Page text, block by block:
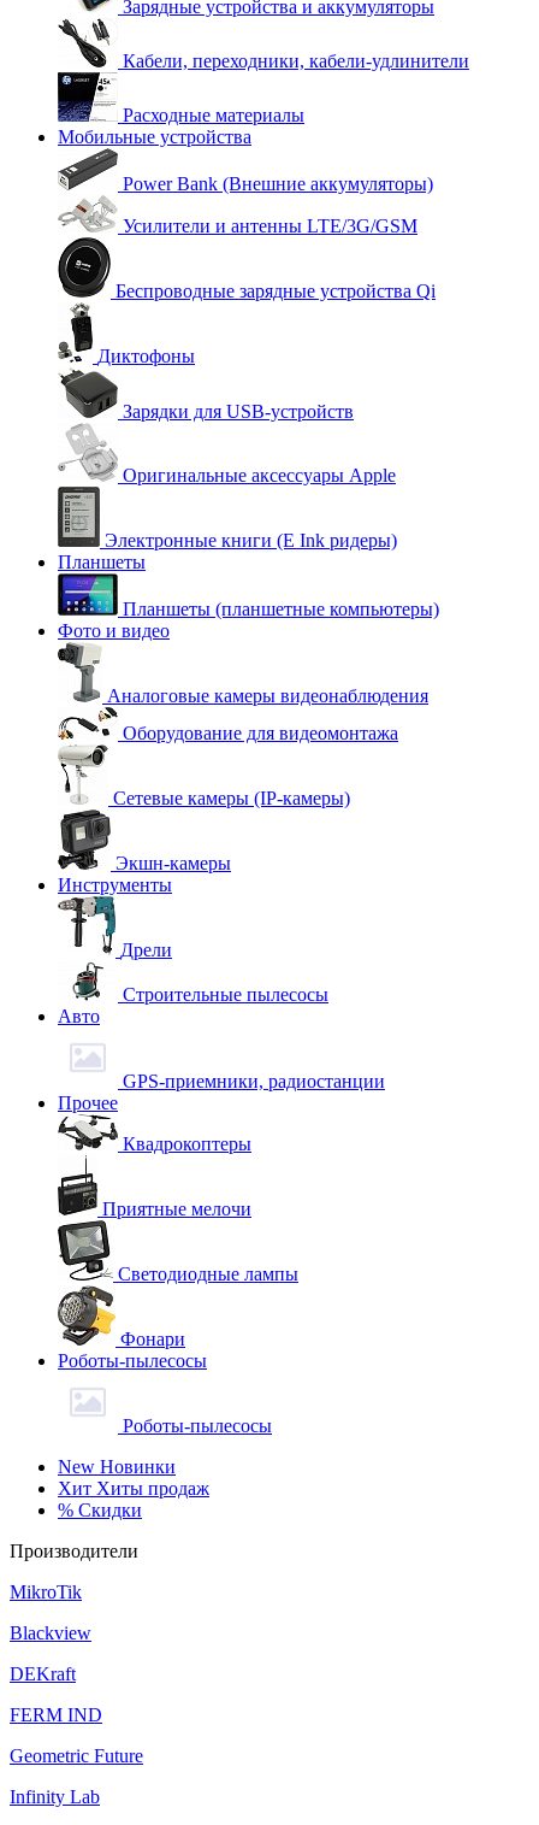
Зарядные устройства и аккумуляторы
Кабели, переходники, кабели-удлинители
Расходные материалы
Мобильные устройства
Power Bank (Внешние аккумуляторы)
Усилители и антенны LTE/3G/GSM
Беспроводные зарядные устройства Qi
Диктофоны
Зарядки для USB-устройств
Оригинальные аксессуары Apple
Электронные книги (E Ink ридеры)
Планшеты
Планшеты (планшетные компьютеры)
Фото и видео
Аналоговые камеры видеонаблюдения
Оборудование для видеомонтажа
Сетевые камеры (IP-камеры)
Экшн-камеры
Инструменты
Дрели
Строительные пылесосы
Авто
GPS-приемники, радиостанции
Прочее
Квадрокоптеры
Приятные мелочи
Светодиодные лампы
Фонари
Роботы-пылесосы
Роботы-пылесосы
New Новинки
Хит Хиты продаж
% Скидки
Производители
MikroTik
Blackview
DEKraft
FERM IND
Geometric Future
Infinity Lab